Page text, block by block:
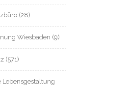
(28)
Wiesbaden (9)
(571)
Lebensgestaltung